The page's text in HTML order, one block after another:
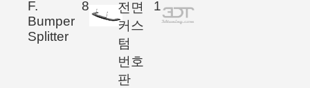
F.
Bumper
Splitter
8
전면
커스
텀
번호
판
1